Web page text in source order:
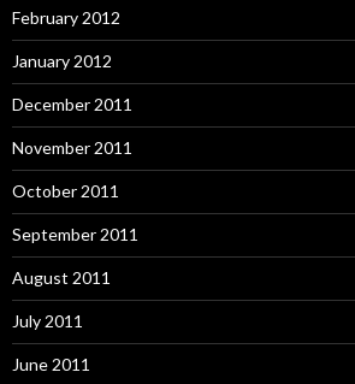
February 2012
January 2012
December 2011
November 2011
October 2011
September 2011
August 2011
July 2011
June 2011